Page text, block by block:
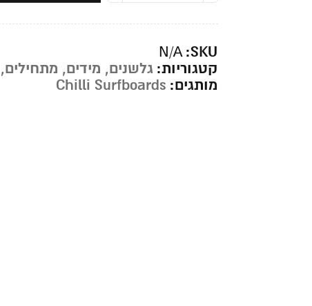
SKU:
N/A
קטגוריות: גלשנים, מידים, מתחילים,
מותגים: Chilli Surfboards